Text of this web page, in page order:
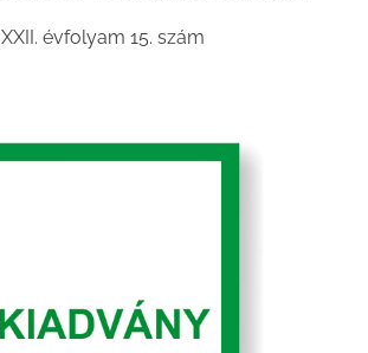
XXII. évfolyam 15. szám